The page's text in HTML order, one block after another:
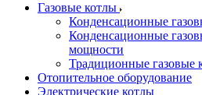
Газовые котлы
Конденсационные
Конденсационные
мощности
Традиционные газовые
Отопительное оборудование
Электрические котлы